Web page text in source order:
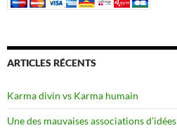
ARTICLES RÉCENTS
Karma divin vs Karma humain
Une des mauvaises associations d’idées